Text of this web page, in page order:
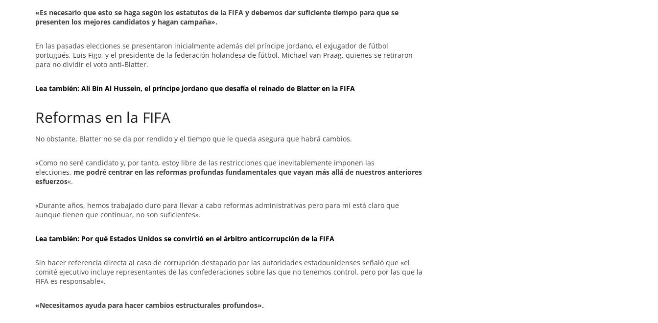
«Es necesario que esto se haga según los estatutos de la FIFA y debemos dar suficiente tiempo para que se
presenten los mejores candidatos y hagan campaña».
En las pasadas elecciones se presentaron inicialmente además del príncipe jordano, el exjugador de fútbol
portugués, Luis Figo, y el presidente de la federación holandesa de fútbol, Michael van Praag, quienes se retiraron
para no dividir el voto anti-Blatter.
Lea también: Alí Bin Al Hussein, el príncipe jordano que desafía el reinado de Blatter en la FIFA
Reformas en la FIFA
No obstante, Blatter no se da por rendido y el tiempo que le queda asegura que habrá cambios.
«Como no seré candidato y, por tanto, estoy libre de las restricciones que inevitablemente imponen las
elecciones, me podré centrar en las reformas profundas fundamentales que vayan más allá de nuestros anteriores
esfuerzos«.
«Durante años, hemos trabajado duro para llevar a cabo reformas administrativas pero para mí está claro que
aunque tienen que continuar, no son suficientes».
Lea también: Por qué Estados Unidos se convirtió en el árbitro anticorrupción de la FIFA
Sin hacer referencia directa al caso de corrupción destapado por las autoridades estadounidenses señaló que «el
comité ejecutivo incluye representantes de las confederaciones sobre las que no tenemos control, pero por las que la
FIFA es responsable».
«Necesitamos ayuda para hacer cambios estructurales profundos».